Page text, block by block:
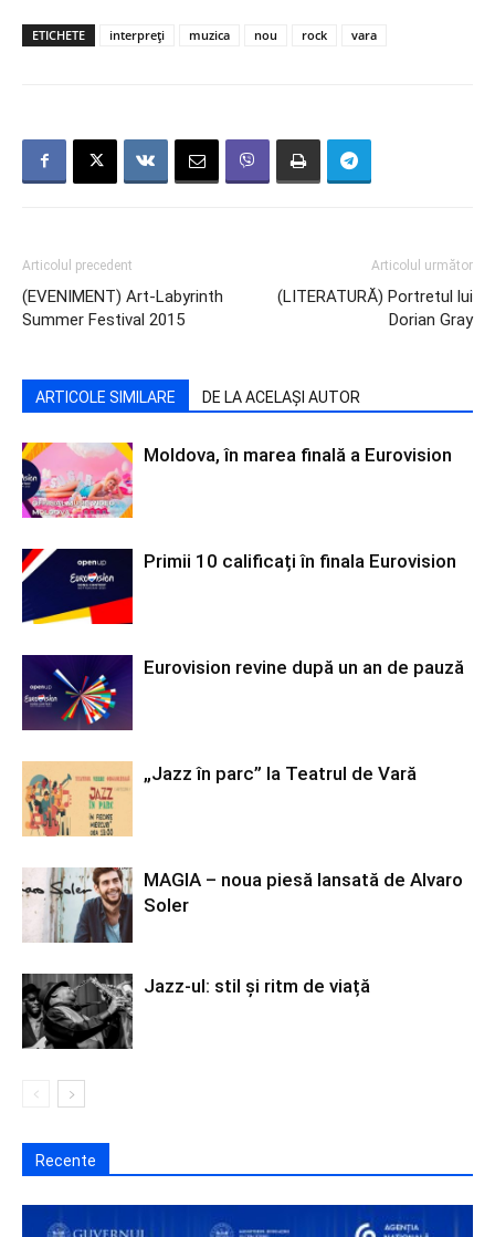
ETICHETE interpreți muzica nou rock vara
Articolul precedent
(EVENIMENT) Art-Labyrinth
Summer Festival 2015
Articolul următor
(LITERATURĂ) Portretul lui
Dorian Gray
ARTICOLE SIMILARE DE LA ACELAȘI AUTOR
Moldova, în marea finală a Eurovision
Primii 10 calificați în finala Eurovision
Eurovision revine după un an de pauză
„Jazz în parc” la Teatrul de Vară
MAGIA – noua piesă lansată de Alvaro
Soler
Jazz-ul: stil și ritm de viață
Recente